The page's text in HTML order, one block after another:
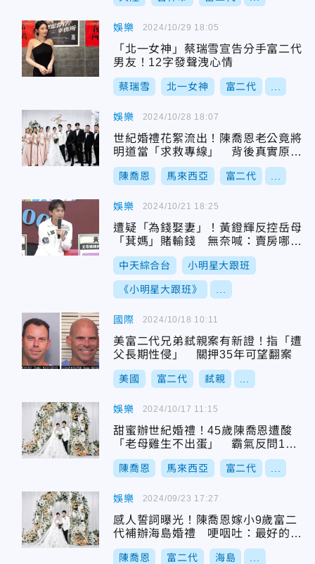
娛樂
「北一女神」蔡瑞雪宣告分手富二代
男友！12字發聲洩心情
蔡瑞雪 北一女神 富二代
2024/10/29 18:05
娛樂
世紀婚禮花絮流出！陳喬恩老公竟將
明道當「求救專線」 背後真實原因
曝光
陳喬恩 馬來西亞 富二代
2024/10/28 18:07
娛樂
遭疑「為錢娶妻」！黃鐙輝反控岳母
「萁媽」賭輸錢 無奈喊：賣房哪裡
有錢？
中天綜合台 小明星大跟班
《小明星大跟班》
2024/10/21 18:25
國際
美富二代兄弟弒親案有新證！指「遭
父長期性侵」 關押35年可望翻案
美國 富二代 弒親
2024/10/18 10:11
娛樂
甜蜜辦世紀婚禮！45歲陳喬恩遭酸
「老母雞生不出蛋」 霸氣反問1事
回擊
陳喬恩 馬來西亞 富二代
2024/10/17 11:15
娛樂
感人誓詞曝光！陳喬恩嫁小9歲富二
代補辦海島婚禮 哽咽吐：最好的人
來得晚一點
陳喬恩 富二代 海島
2024/09/23 17:27